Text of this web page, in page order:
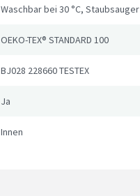
Waschbar bei 30 °C, Staubsauger
OEKO-TEX® STANDARD 100
BJ028 228660 TESTEX
Ja
Innen